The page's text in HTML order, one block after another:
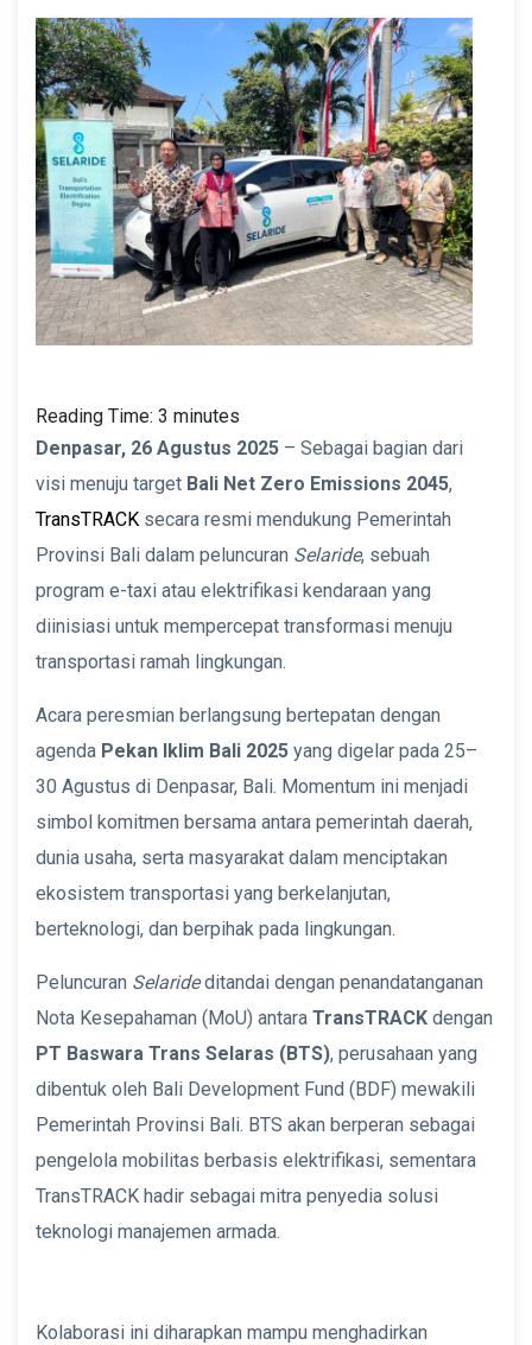
Reading Time: 3 minutes
Denpasar, 26 Agustus 2025 – Sebagai bagian dari
visi menuju target Bali Net Zero Emissions 2045,
TransTRACK secara resmi mendukung Pemerintah
Provinsi Bali dalam peluncuran Selaride, sebuah
program e-taxi atau elektrifikasi kendaraan yang
diinisiasi untuk mempercepat transformasi menuju
transportasi ramah lingkungan.
Acara peresmian berlangsung bertepatan dengan
agenda Pekan Iklim Bali 2025 yang digelar pada 25–
30 Agustus di Denpasar, Bali. Momentum ini menjadi
simbol komitmen bersama antara pemerintah daerah,
dunia usaha, serta masyarakat dalam menciptakan
ekosistem transportasi yang berkelanjutan,
berteknologi, dan berpihak pada lingkungan.
Peluncuran Selarideditandai dengan penandatanganan
Nota Kesepahaman (MoU) antara TransTRACK dengan
PT Baswara Trans Selaras (BTS), perusahaan yang
dibentuk oleh Bali Development Fund (BDF) mewakili
Pemerintah Provinsi Bali. BTS akan berperan sebagai
pengelola mobilitas berbasis elektrifikasi, sementara
TransTRACK hadir sebagai mitra penyedia solusi
teknologi manajemen armada.
Kolaborasi ini diharapkan mampu menghadirkan